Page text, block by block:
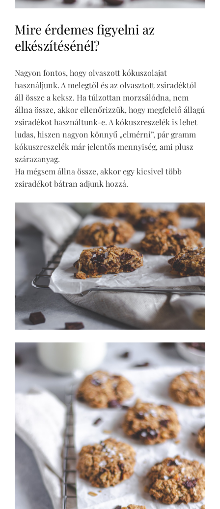
Mire érdemes figyelni az
elkészítésénél?
Nagyon fontos, hogy olvaszott kókuszolajat
használjunk. A melegtől és az olvasztott zsiradéktól
áll össze a keksz. Ha túlzottan morzsálódna, nem
állna össze, akkor ellenőrizzük, hogy megfelelő állagú
zsiradékot használtunk-e. A kókuszreszelék is lehet
ludas, hiszen nagyon könnyű „elmérni”, pár gramm
kókuszreszelék már jelentős mennyiség, ami plusz
szárazanyag.
Ha mégsem állna össze, akkor egy kicsivel több
zsiradékot bátran adjunk hozzá.